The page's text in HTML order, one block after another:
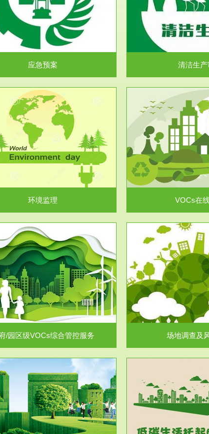
应急预案
清洁生产审核
中华人民共和国清洁生产促进法》、《清
洁生产审核暂行办法...
清洁生
安
安全评价安全评价目
程、系统、
环境监理
服务范围
VOCs在线监测
重点区域大气污染防治“十二五”规划》有
机废气净化率达...
VOCs在
服
集团/企业级
进行VOCs管控，首先
监测估算出
/园区级VOCs综合管控服务
服务范围
场地调查及风险评估
企业委托，对于拟关停搬迁和拟变更土
地利用方式或者土地使...
场地调查及
服
土
服务范围
废气处理工程
服
水处